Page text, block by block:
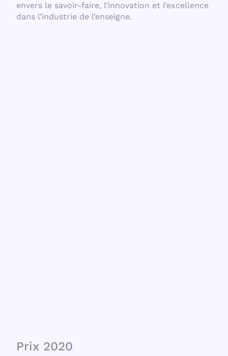
envers le savoir-faire, l’innovation et l’excellence
dans l’industrie de l’enseigne.
Prix 2020